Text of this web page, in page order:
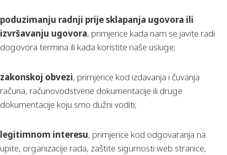
poduzimanju radnji prije sklapanja ugovora ili
izvršavanju ugovora, primjerice kada nam se javite radi
dogovora termina ili kada koristite naše usluge;
zakonskoj obvezi, primjerice kod izdavanja i čuvanja
računa, računovodstvene dokumentacije ili druge
dokumentacije koju smo dužni voditi;
legitimnom interesu, primjerice kod odgovaranja na
upite, organizacije rada, zaštite sigurnosti web stranice,